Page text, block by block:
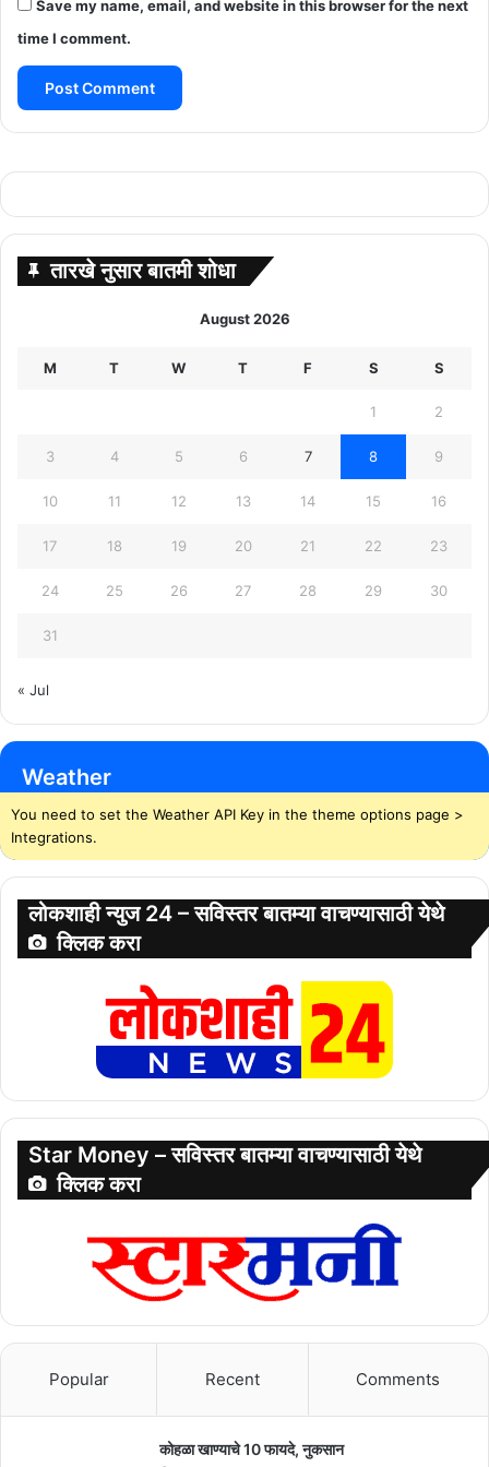
Save my name, email, and website in this browser for the next
time I comment.
तारखे नुसार बातमी शोधा
August 2026
M T W T F S S
1 2
3 4 5 6 7 8 9
10 11 12 13 14 15 16
17 18 19 20 21 22 23
24 25 26 27 28 29 30
31
« Jul
Weather
You need to set the Weather API Key in the theme options page >
Integrations.
लोकशाही न्युज 24 – सविस्तर बातम्या वाचण्यासाठी येथे
क्लिक करा
Star Money – सविस्तर बातम्या वाचण्यासाठी येथे
क्लिक करा
Popular Recent Comments
कोहळा खाण्याचे 10 फायदे, नुकसान